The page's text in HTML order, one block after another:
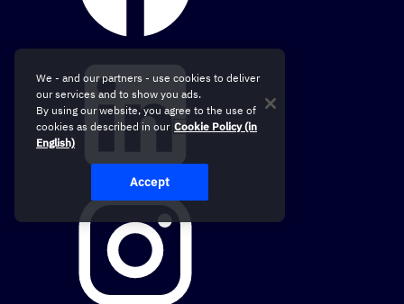
We - and our partners - use cookies to deliver
our services and to show you ads.
By using our website, you agree to the use of
cookies as described in our Cookie Policy (in
English)
Accept